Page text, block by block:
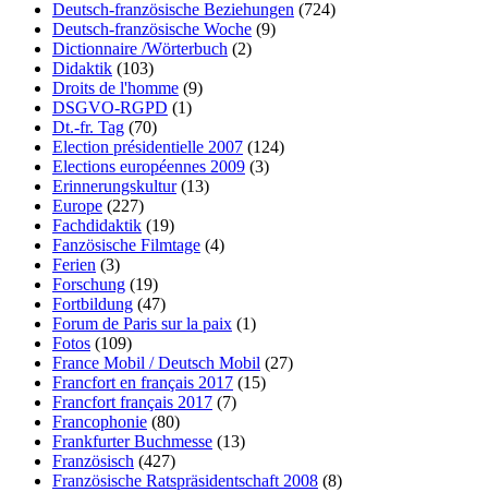
Deutsch-französische Beziehungen (724)
Deutsch-französische Woche (9)
Dictionnaire /Wörterbuch (2)
Didaktik (103)
Droits de l'homme (9)
DSGVO-RGPD (1)
Dt.-fr. Tag (70)
Election présidentielle 2007 (124)
Elections européennes 2009 (3)
Erinnerungskultur(13)
Europe (227)
Fachdidaktik (19)
Fanzösische Filmtage (4)
Ferien (3)
Forschung (19)
Fortbildung (47)
Forum de Paris sur la paix (1)
Fotos (109)
France Mobil / Deutsch Mobil (27)
Francfort en français 2017 (15)
Francfort français 2017 (7)
Francophonie (80)
Frankfurter Buchmesse (13)
Französisch (427)
Französische Ratspräsidentschaft 2008 (8)